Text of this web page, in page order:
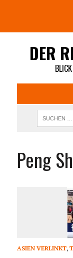
DER
Peng
ASIEN VERLINKT,